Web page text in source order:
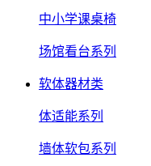
中小学课桌椅
场馆看台系列
软体器材类
体适能系列
墙体软包系列